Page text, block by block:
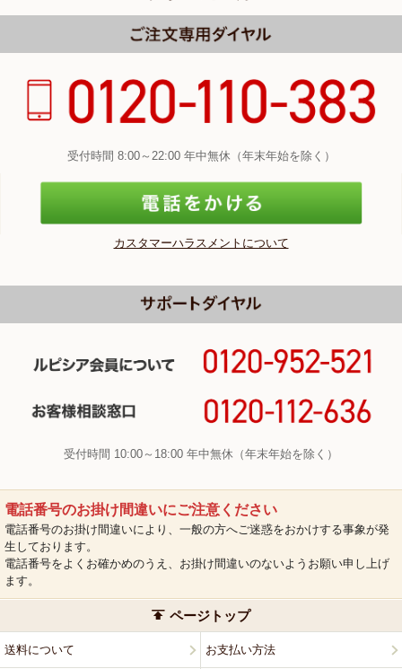
受付時間 8:00～22:00 年中無休（年末年始を除く）
カスタマーハラスメントについて
受付時間 10:00～18:00 年中無休（年末年始を除く）
電話番号のお掛け間違いにご注意ください
電話番号のお掛け間違いにより、一般の方へご迷惑をおかけする事象が発
生しております。
電話番号をよくお確かめのうえ、お掛け間違いのないようお願い申し上げ
ます。
ページトップ
送料について お支払い方法